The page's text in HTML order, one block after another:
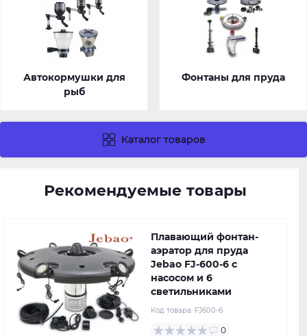
Автокормушки для
рыб
Фонтаны для пруда
Каталог товаров
Рекомендуемые товары
Плавающий фонтан-
аэратор для пруда
Jebao FJ-600-6 с
насосом и 6
светильниками
Код товара: FJ600-6
0